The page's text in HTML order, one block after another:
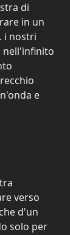
di
in un
i nostri
nell'infinito
e
verso
d'un
solo per